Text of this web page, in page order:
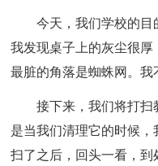
今天，我们学校的目
我发现桌子上的灰尘很厚
最脏的角落是蜘蛛网。我
接下来，我们将打扫
是当我们清理它的时候
扫了之后，回头一看，